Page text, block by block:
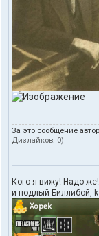
е
л
я
o
k
За это сообщение
Дизлайков: 0)
Кого я вижу! Надо
и подлый Биллибой,